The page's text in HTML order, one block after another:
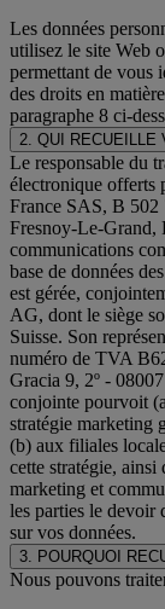
Les données
utilisez le site Web
permettant de vous
des droits en
paragraphe 8 ci-
2. QUI RECUEILLE
Le responsable du
électronique offerts
France SAS, B
Fresnoy-Le-Grand,
communications
base de données
est gérée,
AG, dont le siège
Suisse. Son
numéro de TVA
Gracia 9, 2º -
conjointe pourvoit
stratégie marketing
(b) aux filiales
cette stratégie,
marketing et
les parties le devoir
sur vos données.
3. POURQUOI
Nous pouvons